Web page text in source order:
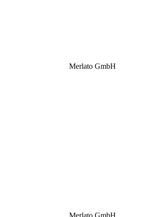
Merlato GmbH
Merlato GmbH